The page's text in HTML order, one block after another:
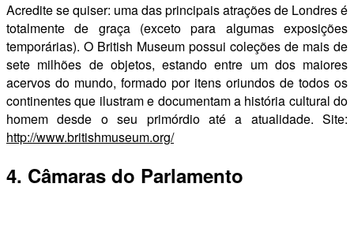
Acredite se quiser: uma das principais atrações de Londres é
totalmente de graça (exceto para algumas exposições
temporárias). O British Museum possui coleções de mais de
sete milhões de objetos, estando entre um dos maiores
acervos do mundo, formado por itens oriundos de todos os
continentes que ilustram e documentam a história cultural do
homem desde o seu primórdio até a atualidade. Site:
http://www.britishmuseum.org/
4. Câmaras do Parlamento